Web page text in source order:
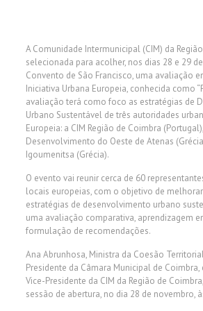
A Comunidade Intermunicipal (CIM) da
selecionada para acolher, nos dias 28 e 29
Convento de São Francisco, uma avaliação
Iniciativa Urbana Europeia, conhecida como
avaliação terá como foco as estratégias de
Urbano Sustentável de três autoridades
Europeia: a CIM Região de Coimbra
Desenvolvimento do Oeste de Atenas
Igoumenitsa (Grécia).
O evento vai reunir cerca de 60
locais europeias, com o objetivo de
estratégias de desenvolvimento urbano
uma avaliação comparativa, aprendizagem
formulação de recomendações.
Ana Abrunhosa, Ministra da Coesão
Presidente da Câmara Municipal de
Vice-Presidente da CIM da Região de
sessão de abertura, no dia 28 de novembro,